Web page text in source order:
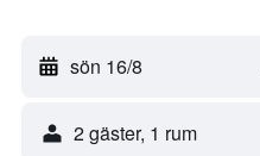
sön 16/8
2 gäster, 1 rum